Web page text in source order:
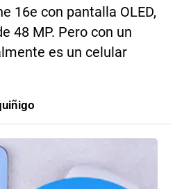
16e con pantalla OLED,
48 MP. Pero con un
es un celular